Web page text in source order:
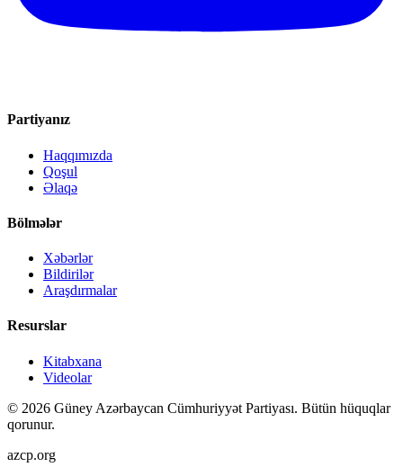
Partiyanız
Haqqımızda
Qoşul
Əlaqə
Bölmələr
Xəbərlər
Bildirilər
Araşdırmalar
Resurslar
Kitabxana
Videolar
© 2026 Güney Azərbaycan Cümhuriyyət Partiyası. Bütün hüquqlar
qorunur.
azcp.org